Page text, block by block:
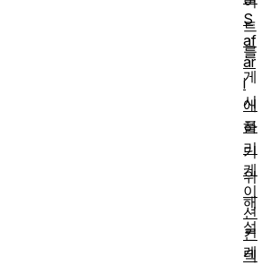
트
를
게
시
하
기
위
해
설
계
S
af
ar
i
애
플
리
케
이
션
컨
텍